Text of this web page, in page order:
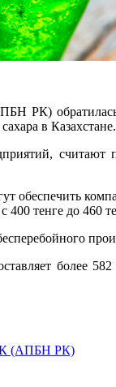
РК)
в Казахстане.
считают
обеспечить
400 тенге до 460
более
РК (АПБН РК)